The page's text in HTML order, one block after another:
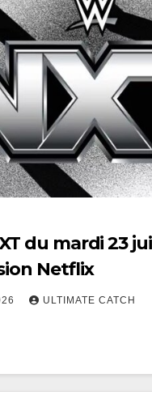
du mardi 23
Netflix
ULTIMATE CATCH